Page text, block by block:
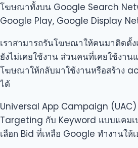
โฆษณาทั้งบน Google Search
Google Play, Google Display
เราสามารถรันโฆษณาให้คนมาติดตั้
ยังไม่เคยใช้งาน ส่วนคนที่เคยใช้งาน
โฆษณาให้กลับมาใช้งานหรือสร้าง
ได้
Universal App Campaign
Targeting กับ Keyword แบบแคม
เลือก Bid ที่เหลือ Google ทำงานให้